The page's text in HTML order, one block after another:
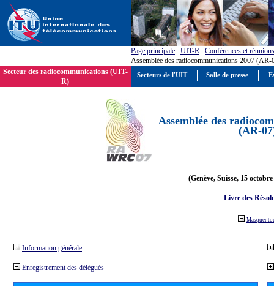
Page principale : UIT-R : Conférences et réunions
Assemblée des radiocommunications 2007 (AR-
Secteur des radiocommunications (UIT-
R)
Assemblée des
(AR-
(Genève, Suisse, 15
Livre des
Masquer
Information générale
Enregistrement des délégués
Secteurs de l'UIT Salle de presse